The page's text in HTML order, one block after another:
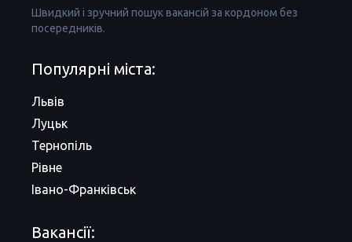
Швидкий і зручний пошук вакансій за кордоном без
посередників.
Популярні міста:
Львів
Луцьк
Тернопіль
Рівне
Івано-Франківськ
Вакансії: